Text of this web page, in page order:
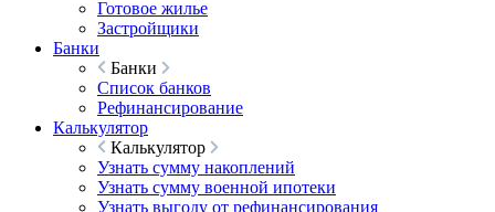
Готовое жилье
Застройщики
Банки
Банки
Список банков
Рефинансирование
Калькулятор
Калькулятор
Узнать сумму накоплений
Узнать сумму военной ипотеки
Узнать выгоду от рефинансирования